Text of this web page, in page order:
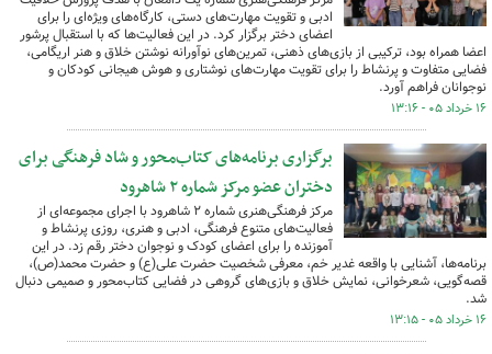
ادبی و تقویت مهارت‌های دستی، کارگاه‌های ویژه‌ای را برای
اعضای دختر برگزار کرد. در این فعالیت‌ها که با استقبال پرشور
اعضا همراه بود، ترکیبی از بازی‌های ذهنی، تمرین‌های نوآورانه نوشتن خلاق و هنر اریگامی،
فضایی متفاوت و پرنشاط را برای تقویت مهارت‌های نوشتاری و هوش هیجانی کودکان و
نوجوانان فراهم آورد.
۱۶ خرداد ۰۵ - ۱۳:۱۶
برگزاری برنامه‌های کتاب‌محور و شاد فرهنگی برای
دختران عضو مرکز شماره ۲ شاهرود
مرکز فرهنگی‌هنری شماره ۲ شاهرود با اجرای مجموعه‌ای از
فعالیت‌های متنوع فرهنگی، ادبی و هنری، روزی پرنشاط و
آموزنده را برای اعضای کودک و نوجوان دختر رقم زد. در این
برنامه‌ها، آشنایی با واقعه غدیر خم، معرفی شخصیت حضرت علی(ع) و حضرت محمد(ص)،
قصه‌گویی، شعرخوانی، نمایش خلاق و بازی‌های گروهی در فضایی کتاب‌محور و صمیمی دنبال
شد.
۱۶ خرداد ۰۵ - ۱۳:۱۵